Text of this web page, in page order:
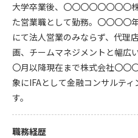
大学卒業後、〇〇〇〇〇〇〇〇
た営業職として勤務。〇〇〇〇
にて法人営業のみならず、代理
画、チームマネジメントと幅広
〇月以降現在まで株式会社〇〇
象にIFAとして金融コンサルテ
す。
職務経歴